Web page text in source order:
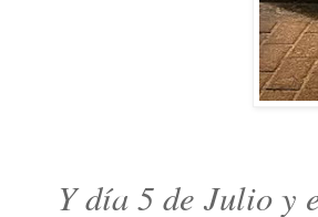
Y día 5 de Julio y